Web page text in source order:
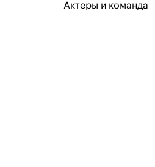
Актеры и команда